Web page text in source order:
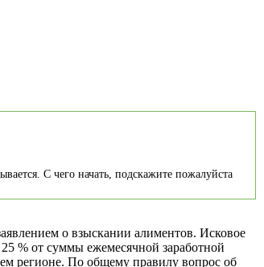
С чего начать, подскажите пожалуйста
о взыскании алиментов. Исковое
% от суммы ежемесячной заработной
регионе. По общему правилу вопрос об